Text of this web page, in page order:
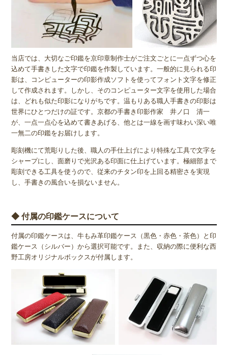
当店では、大切なご印鑑を京印章制作士がご注文ごとに一点ずつ心を
込めて手書きした文字で印鑑を作製しています。一般的に見られる印
影は、コンピューターの印影作成ソフトを使ってフォント文字を修正
して作成されます。しかし、そのコンピューター文字を使用した場合
は、どれも似た印影になりがちです。温もりある職人手書きの印影は
世界にひとつだけの証です。京都の手書き印影作家 井ノ口 清一
が、一点一点心を込めて書きあげる、他とは一線を画す味わい深い唯
一無二の印鑑をお届けします。
彫刻機にて荒彫りした後、職人の手仕上げにより特殊な工具で文字を
シャープにし、面磨りで光沢ある印面に仕上げています。極細部まで
彫刻できる工具を使うので、従来のチタン印を上回る精密さを実現
し、手書きの風合いを損ないません。
◆ 付属の印鑑ケースについて
付属の印鑑ケースは、牛もみ革印鑑ケース（黒色・赤色・茶色）と印
鑑ケース（シルバー）から選択可能です。また、収納の際に便利な西
野工房オリジナルボックスが付属します。